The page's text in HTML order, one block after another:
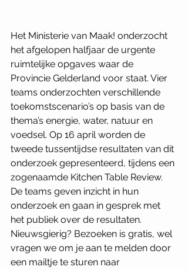
Het Ministerie van Maak! onderzocht
het afgelopen halfjaar de urgente
ruimtelijke opgaves waar de
Provincie Gelderland voor staat. Vier
teams onderzochten verschillende
toekomstscenario’s op basis van de
thema’s energie, water, natuur en
voedsel. Op 16 april worden de
tweede tussentijdse resultaten van dit
onderzoek gepresenteerd, tijdens een
zogenaamde Kitchen Table Review.
De teams geven inzicht in hun
onderzoek en gaan in gesprek met
het publiek over de resultaten.
Nieuwsgierig? Bezoeken is gratis, wel
vragen we om je aan te melden door
een mailtje te sturen naar